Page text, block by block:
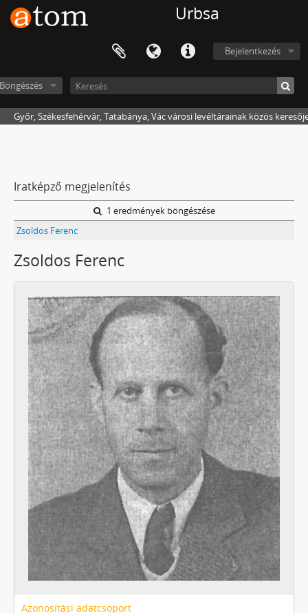
Urbsa
Bejelentkezés
Győr, Székesfehérvár, Tatabánya, Vác városi levéltárainak közös
Iratképző megjelenítés
1 eredmények böngészése
Zsoldos Ferenc
Zsoldos Ferenc
Azonosítási adatcsoport